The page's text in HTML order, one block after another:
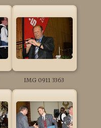
IMG 0911 3363